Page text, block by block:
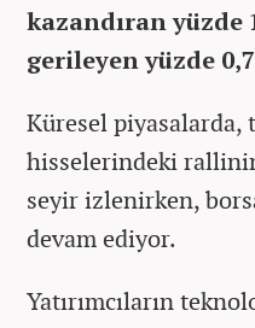
kazandıran yüzde
gerileyen yüzde
Küresel piyasalarda,
hisselerindeki
seyir izlenirken,
devam ediyor.
Yatırımcıların